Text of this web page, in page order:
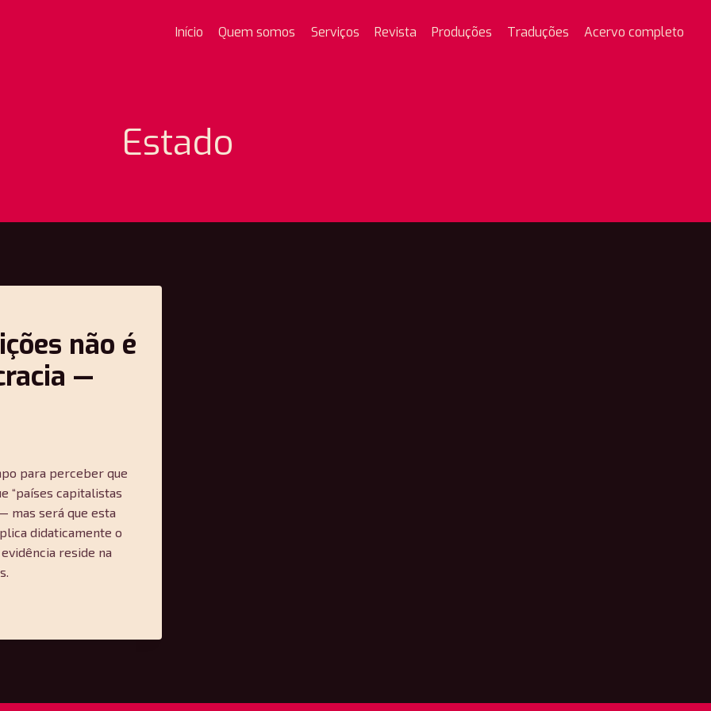
Início Quem somos Serviços Revista Produções Traduções Acervo completo
Estado
não é
—
para perceber que
“países capitalistas
mas será que esta
didaticamente o
reside na